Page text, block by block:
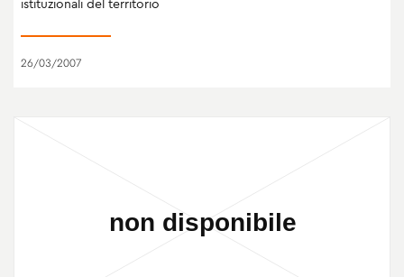
istituzionali del territorio
26/03/2007